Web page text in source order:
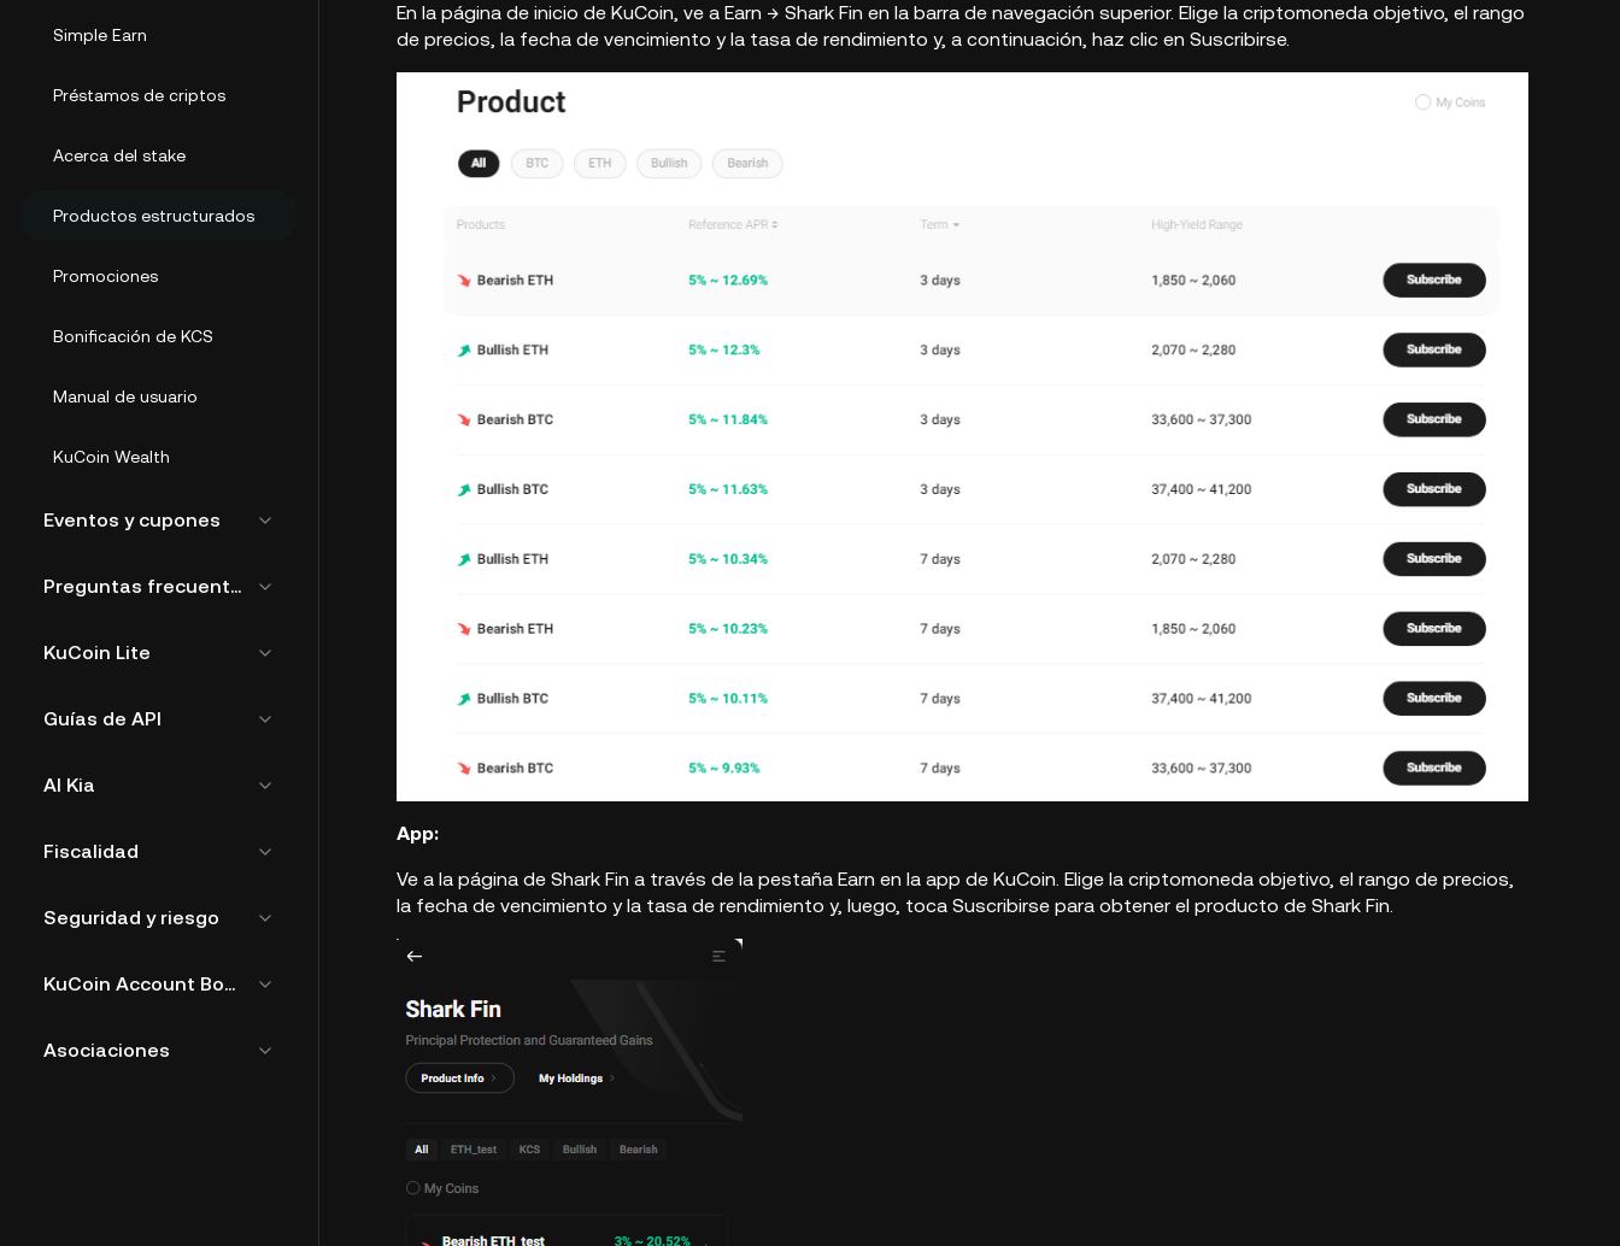
Simple Earn
Préstamos de criptos
Acerca del stake
Productos estructurados
Promociones
Bonificación de KCS
Manual de usuario
KuCoin Wealth
Eventos y cupones
Preguntas frecuentes generales
KuCoin Lite
Guías de API
AI Kia
Fiscalidad
Seguridad y riesgo
KuCoin Account Bound Token
Asociaciones
En la página de inicio de KuCoin, ve a Earn → Shark Fin en la barra de navegación superior. Elige la criptomoneda objetivo, el rango
de precios, la fecha de vencimiento y la tasa de rendimiento y, a continuación, haz clic en Suscribirse.
App:
Ve a la página de Shark Fin a través de la pestaña Earn en la app de KuCoin. Elige la criptomoneda objetivo, el rango de precios,
la fecha de vencimiento y la tasa de rendimiento y, luego, toca Suscribirse para obtener el producto de Shark Fin.